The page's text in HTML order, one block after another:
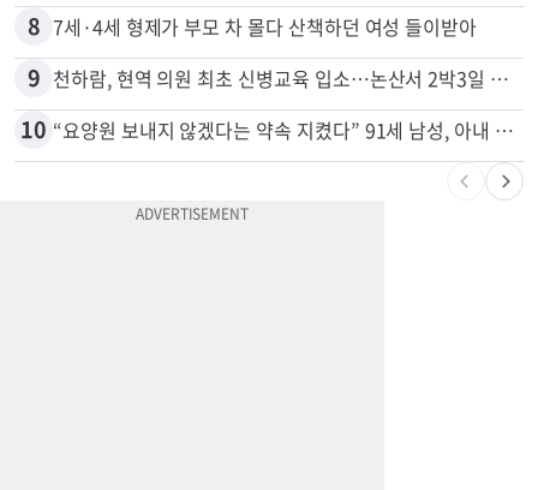
7
8 7세·4세 형제가 부모 차 몰다 산책하던 여성 들이받아
9 천하람, 현역 의원 최초 신병교육 입소…논산서 2박3일 생활
“요양원 보내지 않겠다는 약속 지켰다” 91세 남성, 아내 살해 혐의